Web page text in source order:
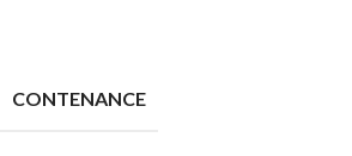
CONTENANCE